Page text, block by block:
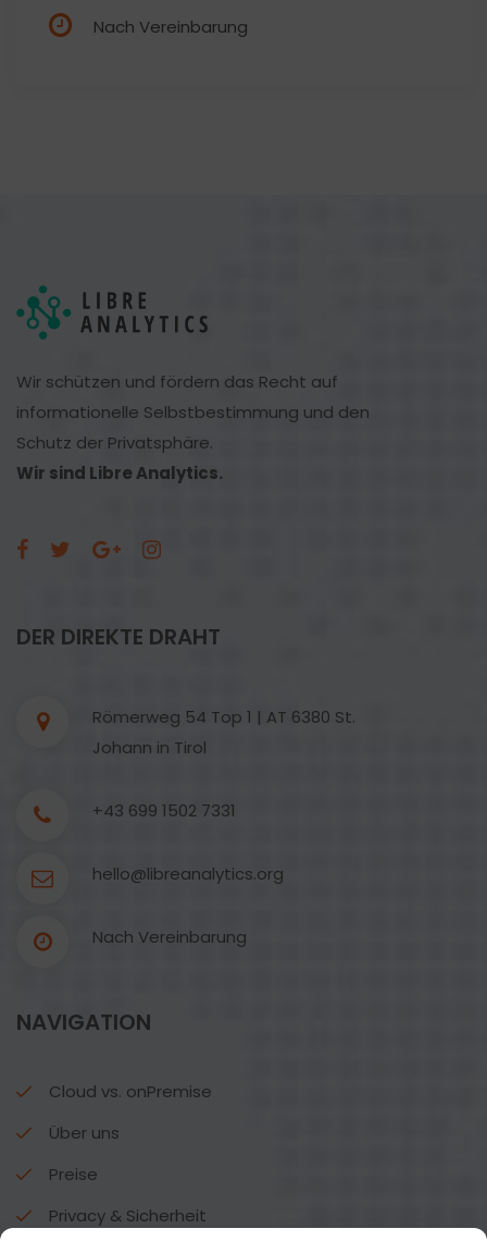
Nach Vereinbarung
Wir schützen und fördern das Recht auf
informationelle Selbstbestimmung und den
Schutz der Privatsphäre.
Wir sind Libre Analytics.
DER DIREKTE DRAHT
Römerweg 54 Top 1 | AT 6380 St.
Johann in Tirol
+43 699 1502 7331
hello@libreanalytics.org
Nach Vereinbarung
NAVIGATION
Cloud vs. onPremise
Über uns
Preise
Privacy & Sicherheit